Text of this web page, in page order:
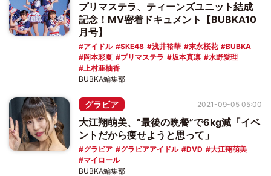
プリマステラ、ティーンズユニット結成
記念！MV密着ドキュメント【BUBKA10
月号】
アイドル SKE48 浅井裕華 末永桜花
BUBKA
岡本彩夏
プリマステラ 坂本真凛
水野愛理
上村亜柚香
BUBKA編集部
グラビア
大江翔萌美、“最後の晩餐”で6kg減「イベ
ントだから痩せようと思って」
グラビア グラビアアイドル DVD
大江翔萌美
マイロール
2021-09-05 05:00
BUBKA編集部